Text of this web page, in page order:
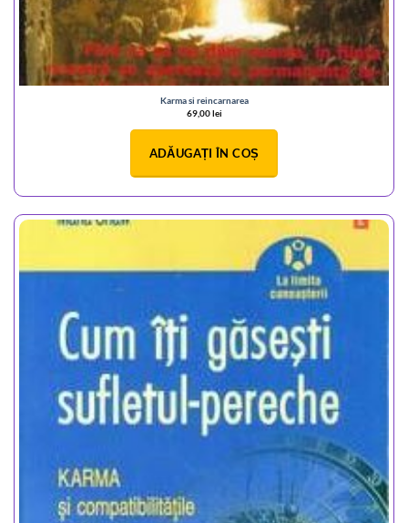
Karma si reincarnarea
69,00lei
ADĂUGAȚI ÎN COȘ